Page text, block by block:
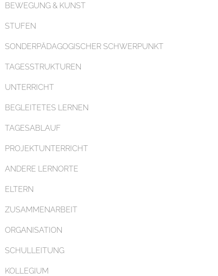
BEWEGUNG & KUNST
STUFEN
SONDERPÄDAGOGISCHER SCHWERPUNKT
TAGESSTRUKTUREN
UNTERRICHT
BEGLEITETES LERNEN
TAGESABLAUF
PROJEKTUNTERRICHT
ANDERE LERNORTE
ELTERN
ZUSAMMENARBEIT
ORGANISATION
SCHULLEITUNG
KOLLEGIUM